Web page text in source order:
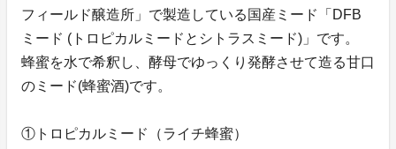
フィールド醸造所」で製造している国産ミード「DFB
ミード (トロピカルミードとシトラスミード)」です。
蜂蜜を水で希釈し、酵母でゆっくり発酵させて造る甘口
のミード(蜂蜜酒)です。
①トロピカルミード（ライチ蜂蜜）